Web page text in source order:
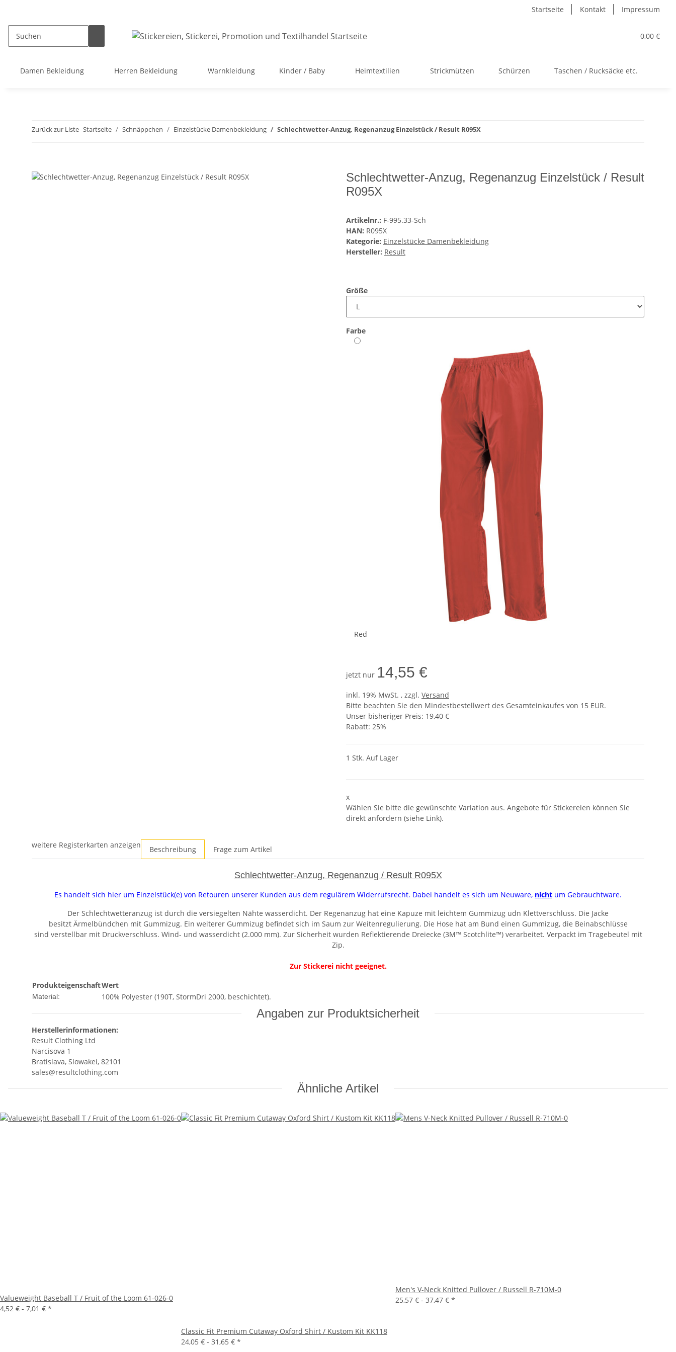
Startseite Kontakt Impressum
0,00 €
Damen Bekleidung Herren Bekleidung Warnkleidung Kinder / Baby Heimtextilien Strickmützen Schürzen Taschen / Rucksäcke etc.
Zurück zur Liste Startseite Schnäppchen Einzelstücke Damenbekleidung Schlechtwetter-Anzug, Regenanzug Einzelstück / Result R095X
Schlechtwetter-Anzug, Regenanzug Einzelstück / Result
R095X
Artikelnr.: F-995.33-Sch
HAN: R095X
Kategorie: Einzelstücke Damenbekleidung
Hersteller: Result
Größe
Farbe
Red
jetzt nur 14,55 €
inkl. 19% MwSt. , zzgl. Versand
Bitte beachten Sie den Mindestbestellwert des Gesamteinkaufes von 15 EUR.
Unser bisheriger Preis: 19,40 €
Rabatt: 25%
1 Stk. Auf Lager
x
Wählen Sie bitte die gewünschte Variation aus. Angebote für Stickereien können Sie
direkt anfordern (siehe Link).
weitere Registerkarten anzeigen Beschreibung Frage zum Artikel
Schlechtwetter-Anzug, Regenanzug / Result R095X
Es handelt sich hier um Einzelstück(e) von Retouren unserer Kunden aus dem regulärem Widerrufsrecht. Dabei handelt es sich um Neuware, nicht um Gebrauchtware.
Der Schlechtwetteranzug ist durch die versiegelten Nähte wasserdicht. Der Regenanzug hat eine Kapuze mit leichtem Gummizug udn Klettverschluss. Die Jacke
besitzt Ärmelbündchen mit Gummizug. Ein weiterer Gummizug befindet sich im Saum zur Weitenregulierung. Die Hose hat am Bund einen Gummizug, die Beinabschlüsse
sind verstellbar mit Druckverschluss. Wind- und wasserdicht (2.000 mm). Zur Sicherheit wurden Reflektierende Dreiecke (3M™ Scotchlite™) verarbeitet. Verpackt im Tragebeutel mit
Zip.
Zur Stickerei nicht geeignet.
ProdukteigenschaftWert
Material: 100% Polyester (190T, StormDri 2000, beschichtet).
Angaben zur Produktsicherheit
Herstellerinformationen:
Result Clothing Ltd
Narcisova 1
Bratislava, Slowakei, 82101
sales@resultclothing.com
Ähnliche Artikel
Valueweight Baseball T / Fruit of the Loom 61-026-0
4,52 € - 7,01 € *
Classic Fit Premium Cutaway Oxford Shirt / Kustom Kit KK118
24,05 € - 31,65 € *
Men's V-Neck Knitted Pullover / Russell R-710M-0
25,57 € - 37,47 € *